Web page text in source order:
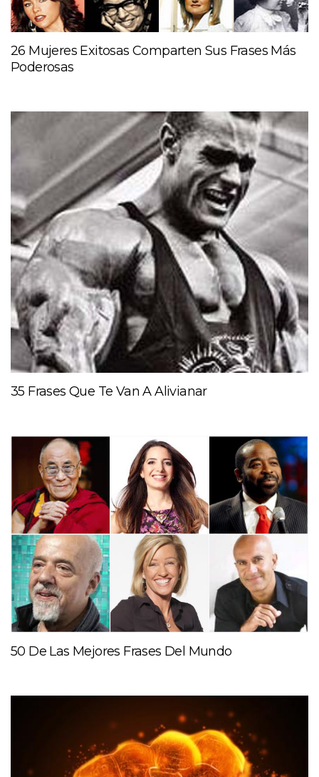
26 Mujeres Exitosas Comparten Sus Frases Más
Poderosas
35 Frases Que Te Van A Alivianar
50 De Las Mejores Frases Del Mundo